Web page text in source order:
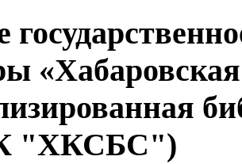
"ХКСБС")